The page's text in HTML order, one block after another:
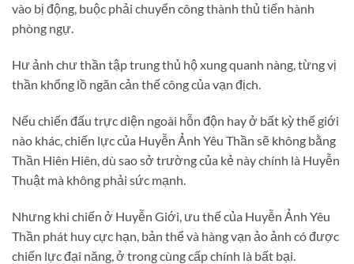
vào bị động, buộc phải chuyển công thành thủ tiến hành
phòng ngự.
Hư ảnh chư thần tập trung thủ hộ xung quanh nàng, từng vị
thần khổng lồ ngăn cản thế công của vạn địch.
Nếu chiến đấu trực diện ngoài hỗn độn hay ở bất kỳ thế giới
nào khác, chiến lực của Huyễn Ảnh Yêu Thần sẽ không bằng
Thần Hiên Hiên, dù sao sở trường của kẻ này chính là Huyễn
Thuật mà không phải sức mạnh.
Nhưng khi chiến ở Huyễn Giới, ưu thế của Huyễn Ảnh Yêu
Thần phát huy cực hạn, bản thể và hàng vạn ảo ảnh có được
chiến lực đại năng, ở trong cùng cấp chính là bất bại.